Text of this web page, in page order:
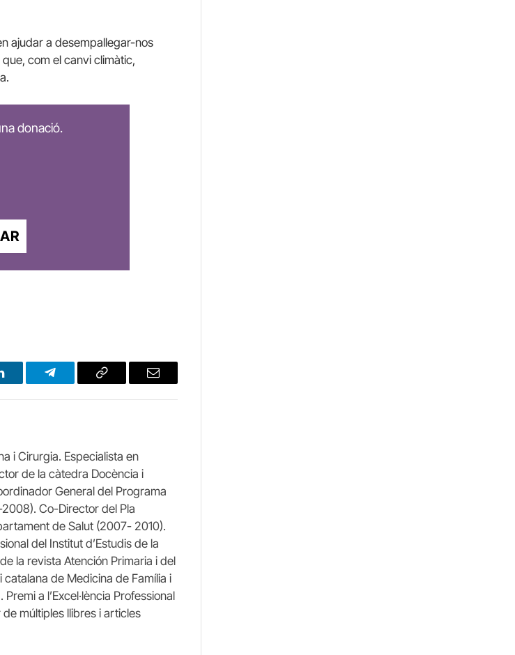
ajudar a desempallegar-nos
com el canvi climàtic,
donació.
Telegram Copy
Email
i Cirurgia. Especialista en
de la càtedra Docència i
General del Programa
Co-Director del Pla
de Salut (2007- 2010).
del Institut d’Estudis de la
la revista Atención Primaria i del
de Medicina de Família i
a l’Excel·lència Professional
múltiples llibres i articles